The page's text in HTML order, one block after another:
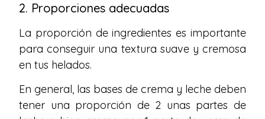
2. Proporciones adecuadas
La proporción de ingredientes es importante
para conseguir una textura suave y cremosa
en tus helados.
En general, las bases de crema y leche deben
tener una proporción de 2 unas partes de